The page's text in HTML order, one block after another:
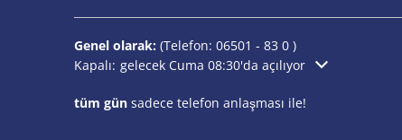
Genel olarak: (Telefon: 06501 - 83 0 )
Ek açılış veya kapanış saatlerini gizlemek için tıklayın
Kapalı: gelecek Cuma 08:30'da açılıyor
tüm gün sadece telefon anlaşması ile!